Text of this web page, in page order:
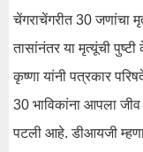
चेंगराचेंगरीत 30 जणांचा
तासांनंतर या मृत्यूंची
कृष्णा यांनी पत्रकार
30 भाविकांना आपला
पटली आहे. डीआयजी